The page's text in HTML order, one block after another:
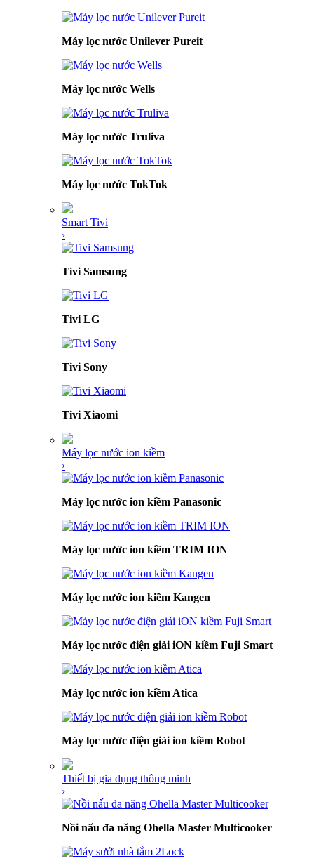
Máy lọc nước Unilever Pureit
Máy lọc nước Wells
Máy lọc nước Truliva
Máy lọc nước TokTok
Smart Tivi
›
Tivi Samsung
Tivi LG
Tivi Sony
Tivi Xiaomi
Máy lọc nước ion kiềm
›
Máy lọc nước ion kiềm Panasonic
Máy lọc nước ion kiềm TRIM ION
Máy lọc nước ion kiềm Kangen
Máy lọc nước điện giải iON kiềm Fuji Smart
Máy lọc nước ion kiềm Atica
Máy lọc nước điện giải ion kiềm Robot
Thiết bị gia dụng thông minh
›
Nồi nấu đa năng Ohella Master Multicooker